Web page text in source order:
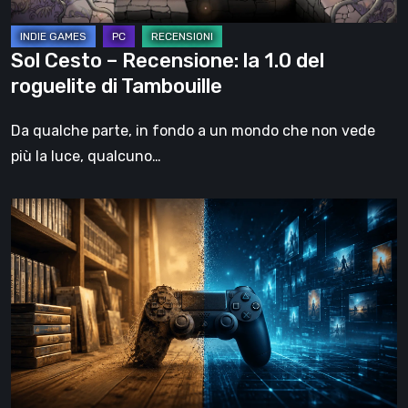
di
Tambouille
Sol Cesto – Recensione: la 1.0 del
roguelite di Tambouille
Da qualche parte, in fondo a un mondo che non vede
più la luce, qualcuno…
Il
futuro
del
formato
fisico
videogiochi